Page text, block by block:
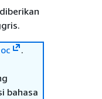
.
bahasa